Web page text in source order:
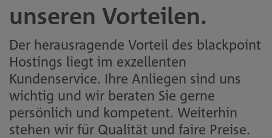
unseren Vorteilen.
Der herausragende Vorteil des blackpoint
Hostings liegt im exzellenten
Kundenservice. Ihre Anliegen sind uns
wichtig und wir beraten Sie gerne
persönlich und kompetent. Weiterhin
stehen wir für Qualität und faire Preise.